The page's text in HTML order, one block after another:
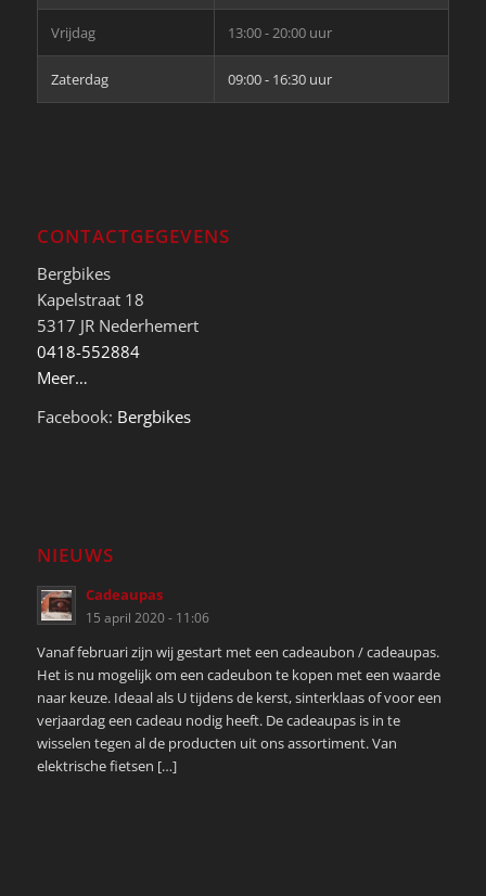
Vrijdag 13:00 - 20:00 uur
Zaterdag 09:00 - 16:30 uur
CONTACTGEGEVENS
Bergbikes
Kapelstraat 18
5317 JR Nederhemert
0418-552884
Meer…
Facebook: Bergbikes
NIEUWS
Cadeaupas
15 april 2020 - 11:06
Vanaf februari zijn wij gestart met een cadeaubon / cadeaupas.
Het is nu mogelijk om een cadeubon te kopen met een waarde
naar keuze. Ideaal als U tijdens de kerst, sinterklaas of voor een
verjaardag een cadeau nodig heeft. De cadeaupas is in te
wisselen tegen al de producten uit ons assortiment. Van
elektrische fietsen […]